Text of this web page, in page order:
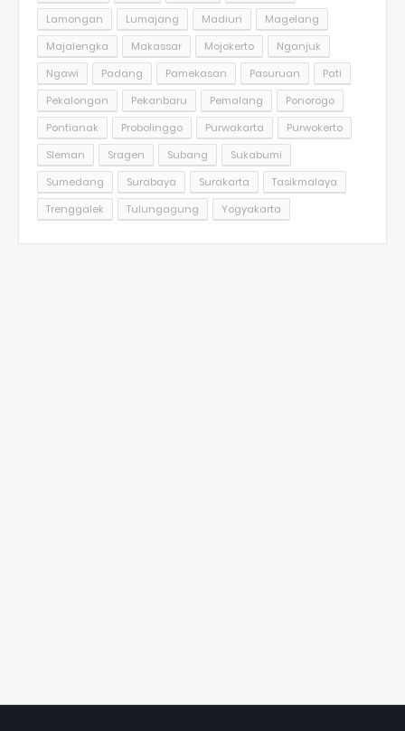
Lamongan
Lumajang Madiun
Magelang
Majalengka
Makassar Mojokerto
Nganjuk
Ngawi
Padang Pamekasan Pasuruan
Pati
Pekalongan
Pekanbaru Pemalang
Ponorogo
Pontianak
Probolinggo Purwakarta
Purwokerto
Sleman
Sragen Subang
Sukabumi
Sumedang
Surabaya Surakarta
Tasikmalaya
Trenggalek
Tulungagung Yogyakarta